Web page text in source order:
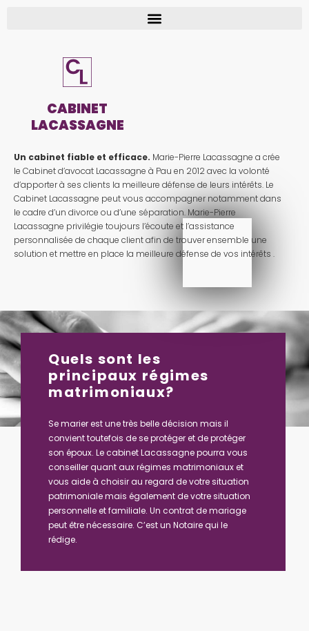
CABINET
LACASSAGNE
Un cabinet fiable et efficace. Marie-Pierre Lacassagne a crée
le Cabinet d’avocat Lacassagne à Pau en 2012 avec la volonté
d’apporter à ses clients la meilleure défense de leurs intérêts. Le
Cabinet Lacassagne peut vous accompagner notamment dans
le cadre d’un divorce ou d’une séparation. Marie-Pierre
Lacassagne privilégie toujours l’écoute et l’assistance
personnalisée de chaque client afin de trouver ensemble une
solution et mettre en place la meilleure défense de vos intérêts .
Quels sont les
principaux régimes
matrimoniaux?
Se marier est une très belle décision mais il
convient toutefois de se protéger et de protéger
son époux. Le cabinet Lacassagne pourra vous
conseiller quant aux régimes matrimoniaux et
vous aide à choisir au regard de votre situation
patrimoniale mais également de votre situation
personnelle et familiale. Un contrat de mariage
peut être nécessaire. C’est un Notaire qui le
rédige.